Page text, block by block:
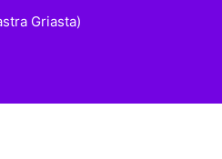
Griasta)